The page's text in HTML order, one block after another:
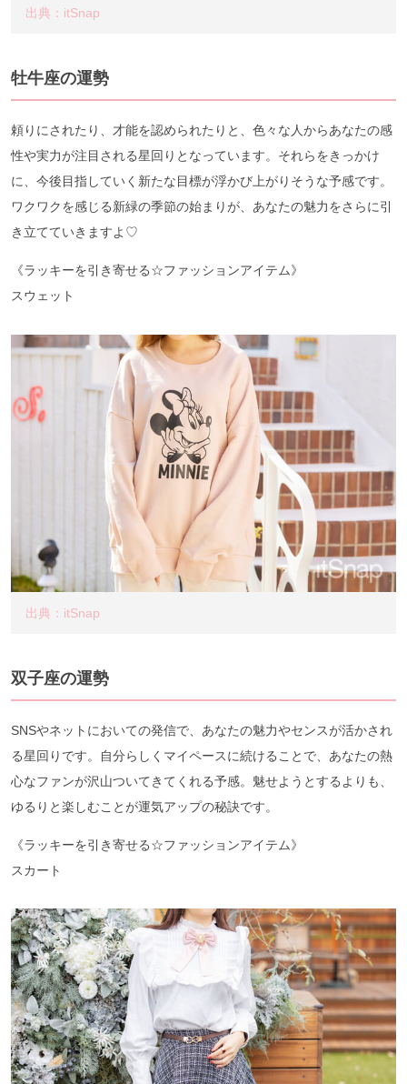
出典：itSnap
牡牛座の運勢
頼りにされたり、才能を認められたりと、色々な人からあなたの感
性や実力が注目される星回りとなっています。それらをきっかけ
に、今後目指していく新たな目標が浮かび上がりそうな予感です。
ワクワクを感じる新緑の季節の始まりが、あなたの魅力をさらに引
き立てていきますよ♡
《ラッキーを引き寄せる☆ファッションアイテム》
スウェット
出典：itSnap
双子座の運勢
SNSやネットにおいての発信で、あなたの魅力やセンスが活かされ
る星回りです。自分らしくマイペースに続けることで、あなたの熱
心なファンが沢山ついてきてくれる予感。魅せようとするよりも、
ゆるりと楽しむことが運気アップの秘訣です。
《ラッキーを引き寄せる☆ファッションアイテム》
スカート